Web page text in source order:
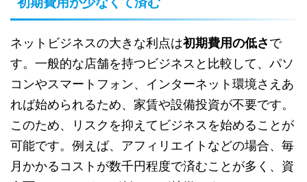
ネットビジネスの大きな利点は初期費用の低さで
す。一般的な店舗を持つビジネスと比較して、パソ
コンやスマートフォン、インターネット環境さえあ
れば始められるため、家賃や設備投資が不要です。
このため、リスクを抑えてビジネスを始めることが
可能です。例えば、アフィリエイトなどの場合、毎
月かかるコストが数千円程度で済むことが多く、資